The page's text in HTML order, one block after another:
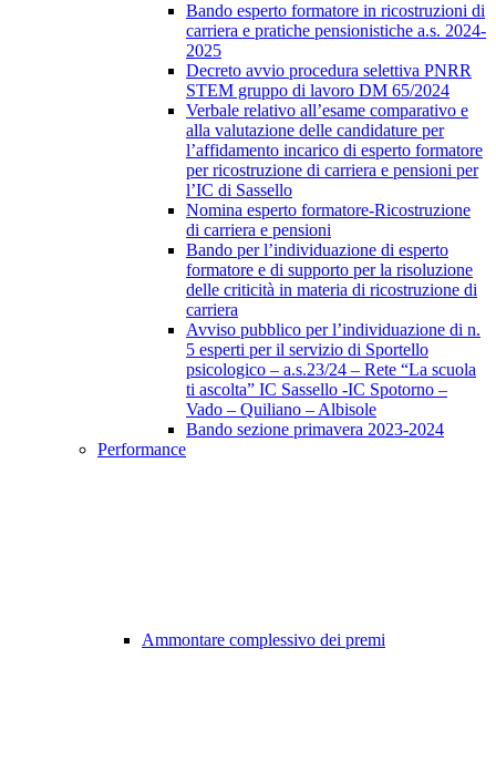
Bando esperto formatore in ricostruzioni di
carriera e pratiche pensionistiche a.s. 2024-
2025
Decreto avvio procedura selettiva PNRR
STEM gruppo di lavoro DM 65/2024
Verbale relativo all’esame comparativo e
alla valutazione delle candidature per
l’affidamento incarico di esperto formatore
per ricostruzione di carriera e pensioni per
l’IC di Sassello
Nomina esperto formatore-Ricostruzione
di carriera e pensioni
Bando per l’individuazione di esperto
formatore e di supporto per la risoluzione
delle criticità in materia di ricostruzione di
carriera
Avviso pubblico per l’individuazione di n.
5 esperti per il servizio di Sportello
psicologico – a.s.23/24 – Rete “La scuola
ti ascolta” IC Sassello -IC Spotorno –
Vado – Quiliano – Albisole
Bando sezione primavera 2023-2024
Performance
Ammontare complessivo dei premi